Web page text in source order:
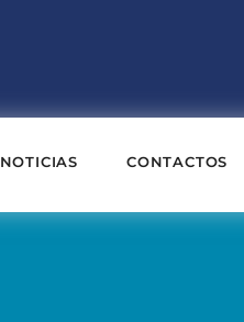
NOTICIAS CONTACTOS